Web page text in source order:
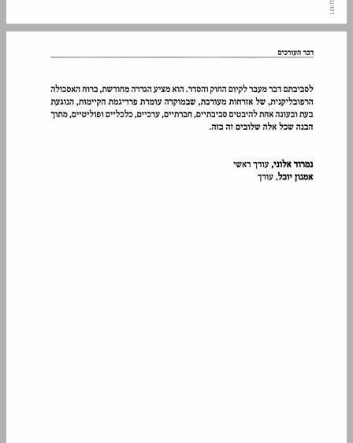
מאמר העורך העצמה פילוסופית-חינוכית לתלמידי המאה ה-21 ... 13